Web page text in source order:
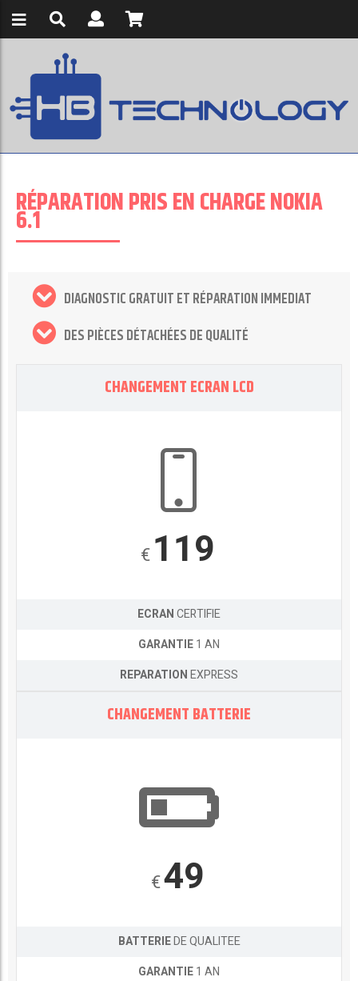
RÉPARATION PRIS EN CHARGE NOKIA
6.1
DIAGNOSTIC GRATUIT ET RÉPARATION IMMEDIAT
DES PIÈCES DÉTACHÉES DE QUALITÉ
CHANGEMENT ECRAN LCD
€119
ECRANCERTIFIE
GARANTIE1 AN
REPARATIONEXPRESS
CHANGEMENT BATTERIE
€49
BATTERIEDE QUALITEE
GARANTIE1 AN